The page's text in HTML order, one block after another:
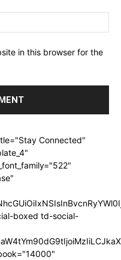
in this browser for the
Connected"
boxed td-social-